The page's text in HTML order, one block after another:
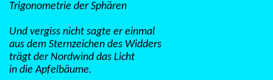
Trigonometrie der Sphären
Und vergiss nicht sagte er einmal
aus dem Sternzeichen des Widders
trägt der Nordwind das Licht
in die Apfelbäume.